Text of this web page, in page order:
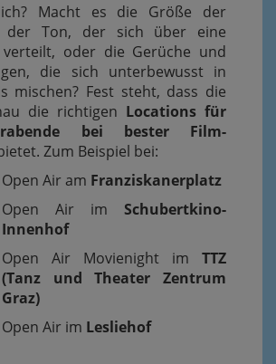
Macht es die Größe der
der Ton, der sich über eine
verteilt, oder die Gerüche und
die sich unterbewusst in
mischen? Fest steht, dass die
die richtigen Locations für
bei bester Film-
Zum Beispiel bei:
Open Air am Franziskanerplatz
Open Air im Schubertkino-
Innenhof
Open Air Movienight im TTZ
(Tanz und Theater Zentrum
Graz)
Open Air im Lesliehof